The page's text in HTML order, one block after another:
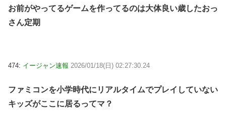
お前がやってるゲームを作ってるのは大体良い歳したおっ
さん定期
474: イージャン速報 2026/01/18(日) 02:27:30.24
ファミコンを小学時代にリアルタイムでプレイしていない
キッズがここに居るってマ？